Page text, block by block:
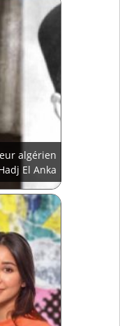
algérien
El Anka